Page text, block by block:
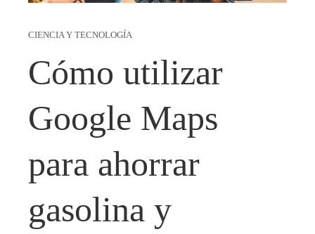
CIENCIA Y TECNOLOGÍA
Cómo utilizar
Google Maps
para ahorrar
gasolina y